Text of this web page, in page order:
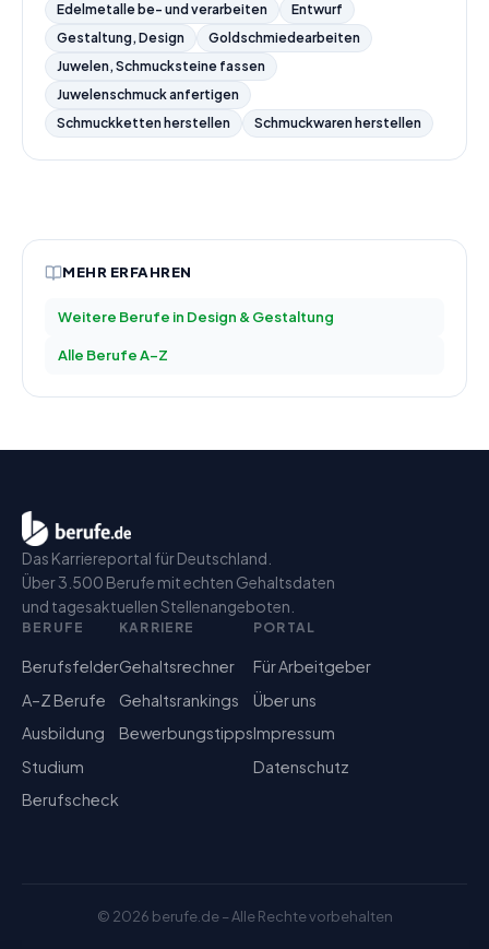
Edelmetalle be- und verarbeiten
Entwurf
Gestaltung, Design
Goldschmiedearbeiten
Juwelen, Schmucksteine fassen
Juwelenschmuck anfertigen
Schmuckketten herstellen
Schmuckwaren herstellen
MEHR ERFAHREN
Weitere Berufe in Design & Gestaltung
Alle Berufe A–Z
Das Karriereportal für Deutschland.
Über 3.500 Berufe mit echten Gehaltsdaten
und tagesaktuellen Stellenangeboten.
BERUFE
Berufsfelder
A–Z Berufe
Ausbildung
Studium
Berufscheck
KARRIERE
Gehaltsrechner
Gehaltsrankings
Bewerbungstipps
PORTAL
Für Arbeitgeber
Über uns
Impressum
Datenschutz
© 2026 berufe.de – Alle Rechte vorbehalten